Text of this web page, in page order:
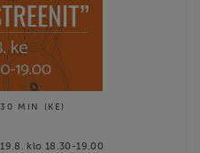
30 MIN (KE)
klo 18.30-19.00